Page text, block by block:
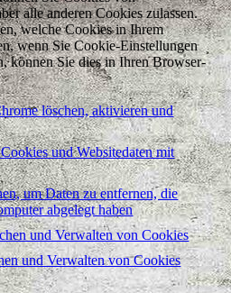
alle anderen Cookies zulassen.
welche Cookies in Ihrem
wenn Sie Cookie-Einstellungen
können Sie dies in Ihren Browser-
löschen, aktivieren und
und Websitedaten mit
um Daten zu entfernen, die
abgelegt haben
und Verwalten von Cookies
und Verwalten von Cookies